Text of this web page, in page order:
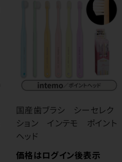
国産歯ブラシ シーセレク
ション インテモ ポイント
ヘッド
価格はログイン後表示